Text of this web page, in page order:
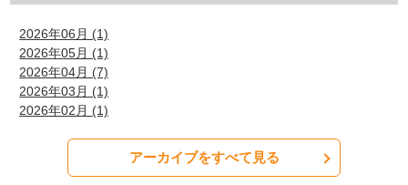
2026年06月 (1)
2026年05月 (1)
2026年04月 (7)
2026年03月 (1)
2026年02月 (1)
アーカイブをすべて見る